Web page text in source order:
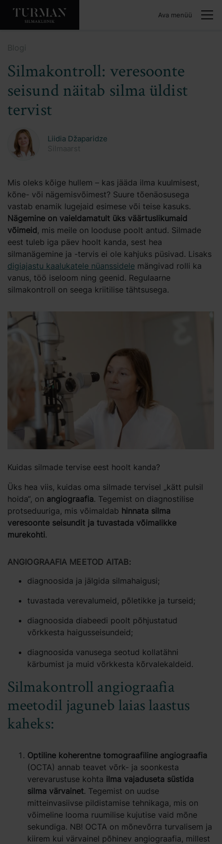
Ava menüü
Blogi
Silmakontroll: veresoonte
seisund näitab silma üldist
tervist
Liidia Džaparidze
Silmaarst
Mis oleks kõige hullem – kas jääda ilma kuulmisest,
kõne- või nägemisvõimest? Suure tõenäosusega
vastab enamik lugejaid esimese või teise kasuks.
Nägemine on vaieldamatult üks väärtuslikumaid
võimeid, mis meile on looduse poolt antud. Silmade
eest tuleb iga päev hoolt kanda, sest hea
silmanägemine ja -tervis ei ole kahjuks püsivad. Lisaks
digiajastu kaalukatele nüanssidele mängivad rolli ka
vanus, töö iseloom ning geenid. Regulaarne
silmakontroll on seega kriitilise tähtsusega.
Kuidas silmade tervise eest hoolt kanda?
Üks hea viis, kuidas oma silmade tervisel „kätt pulsil
hoida“, on angiograafia. Tegemist on diagnostilise
protseduuriga, mis võimaldab hinnata silma
veresoonte seisundit ja tuvastada võimalikke
murekohti.
ANGIOGRAAFIA MEETOD AITAB:
diagnoosida ja jälgida silmahaigusi;
tuvastada verevalumeid, põletikke ja turseid;
diagnoosida diabeedi poolt põhjustatud
võrkkesta haigusseisundeid;
diagnoosida vanusega seotud kollatähni
kärbumist ja muid võrkkesta kõrvalekaldeid.
Silmakontroll angiograafia
meetodil jaguneb laias laastus
kaheks:
Optiline koherentne tomograafiline angiograafia
(OCTA) annab teavet võrk- ja soonkesta
verevarustuse kohta ilma vajaduseta süstida
silma värvainet. Tegemist on uudse
mitteinvasiivse pildistamise tehnikaga, mis on
võimeline looma ruumilise kujutise vaid mõne
sekundiga. NB! OCTA on mõnevõrra turvalisem ja
kiirem kui värvainel põhinev angiograafia, millest